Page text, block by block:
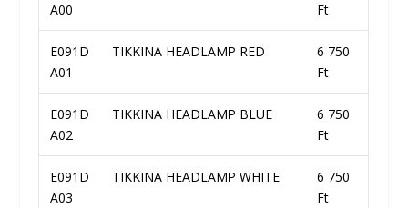
A00
Ft
E091D
A01
TIKKINA HEADLAMP RED
6 750
Ft
E091D
A02
TIKKINA HEADLAMP BLUE
6 750
Ft
E091D
A03
TIKKINA HEADLAMP WHITE
6 750
Ft